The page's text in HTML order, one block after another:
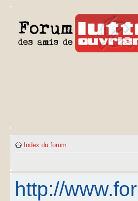
Index du forum
http://